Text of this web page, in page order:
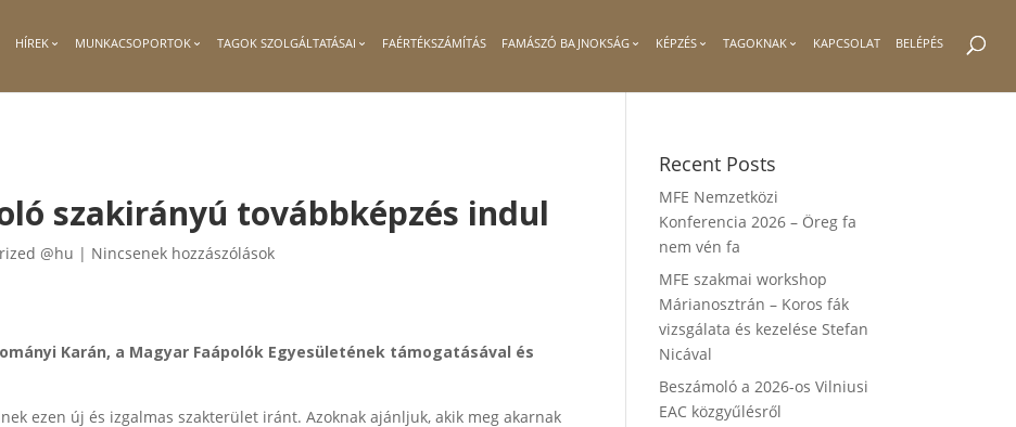
HÍREK MUNKACSOPORTOK TAGOK SZOLGÁLTATÁSAI FAÉRTÉKSZÁMÍTÁS FAMÁSZÓ BAJNOKSÁG KÉPZÉS TAGOKNAK KAPCSOLAT BELÉPÉS
szakirányú továbbképzés indul
@hu | Nincsenek hozzászólások
Karán, a Magyar Faápolók Egyesületének támogatásával és
ezen új és izgalmas szakterület iránt. Azoknak ajánljuk, akik meg akarnak
Recent Posts
MFE Nemzetközi
Konferencia 2026 – Öreg fa
nem vén fa
MFE szakmai workshop
Márianosztrán – Koros fák
vizsgálata és kezelése Stefan
Nicával
Beszámoló a 2026-os Vilniusi
EAC közgyűlésről